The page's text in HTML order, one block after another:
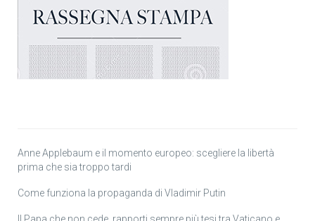
Anne Applebaum e il momento europeo: scegliere la libertà
prima che sia troppo tardi
Come funziona la propaganda di Vladimir Putin
Il Papa che non cede, rapporti sempre più tesi tra Vaticano e